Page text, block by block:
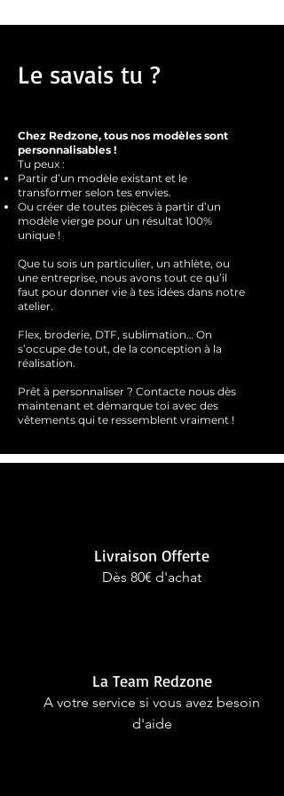
Le savais tu ?
Chez Redzone, tous nos modèles sont
personnalisables !
Tu peux :
Partir d’un modèle existant et le
transformer selon tes envies.
Ou créer de toutes pièces à partir d’un
modèle vierge pour un résultat 100%
unique !
Que tu sois un particulier, un athlète, ou
une entreprise, nous avons tout ce qu’il
faut pour donner vie à tes idées dans notre
atelier.
Flex, broderie, DTF, sublimation… On
s’occupe de tout, de la conception à la
réalisation.
Prêt à personnaliser ? Contacte nous dès
maintenant et démarque toi avec des
vêtements qui te ressemblent vraiment !
Livraison Offerte
Dès 80€ d'achat
La Team Redzone
A votre service si vous avez besoin
d'aide